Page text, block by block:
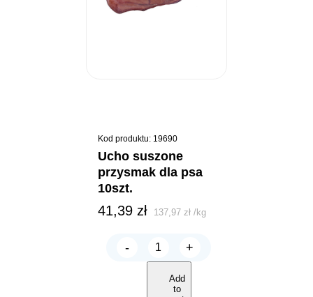
Kod produktu: 19690
ucho suszone
przysmak dla psa
10szt.
41,39 zł 137,97zł /kg
-
UCHO
SUSZONE
przysmak
dla
+
Add
to